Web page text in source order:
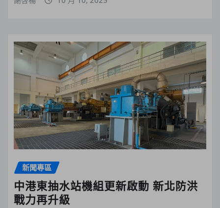
新聞專區
中港東抽水站機組更新啟動 新北防洪
戰力再升級